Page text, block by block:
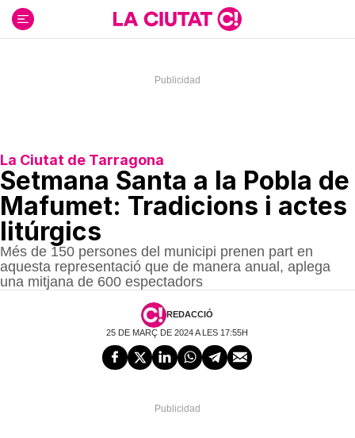
contenido
La Ciutat de Tarragona
Setmana Santa a la Pobla de
Mafumet: Tradicions i actes
litúrgics
Més de 150 persones del municipi prenen part en
aquesta representació que de manera anual, aplega
una mitjana de 600 espectadors
REDACCIÓ
25 DE MARÇ DE 2024 A LES 17:55H